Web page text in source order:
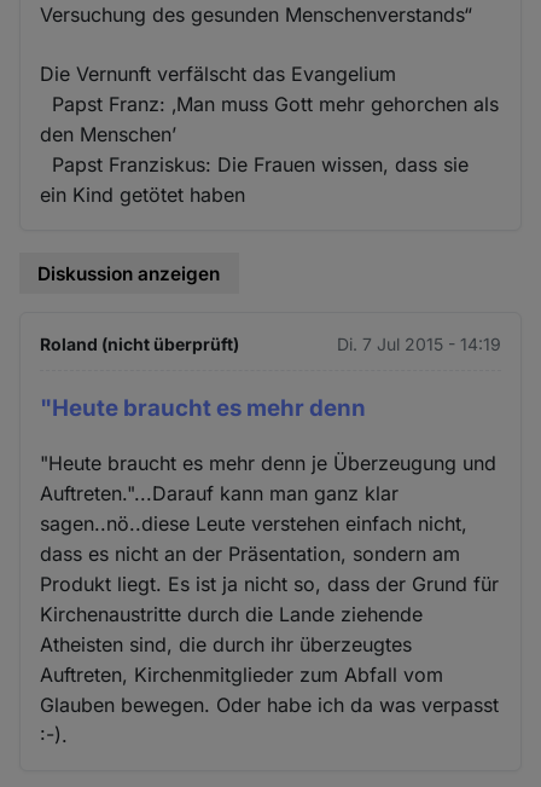
Versuchung des gesunden Menschenverstands“
Die Vernunft verfälscht das Evangelium
Papst Franz: ‚Man muss Gott mehr gehorchen als
den Menschen’
Papst Franziskus: Die Frauen wissen, dass sie
ein Kind getötet haben
Diskussion anzeigen
Roland (nicht überprüft) Di. 7 Jul 2015 - 14:19
"Heute braucht es mehr denn
"Heute braucht es mehr denn je Überzeugung und
Auftreten."...Darauf kann man ganz klar
sagen..nö..diese Leute verstehen einfach nicht,
dass es nicht an der Präsentation, sondern am
Produkt liegt. Es ist ja nicht so, dass der Grund für
Kirchenaustritte durch die Lande ziehende
Atheisten sind, die durch ihr überzeugtes
Auftreten, Kirchenmitglieder zum Abfall vom
Glauben bewegen. Oder habe ich da was verpasst
:-).